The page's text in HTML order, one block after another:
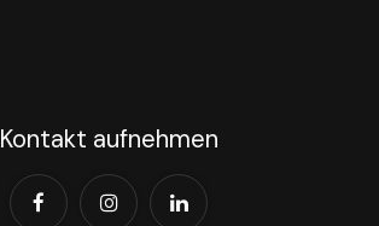
Kontakt aufnehmen